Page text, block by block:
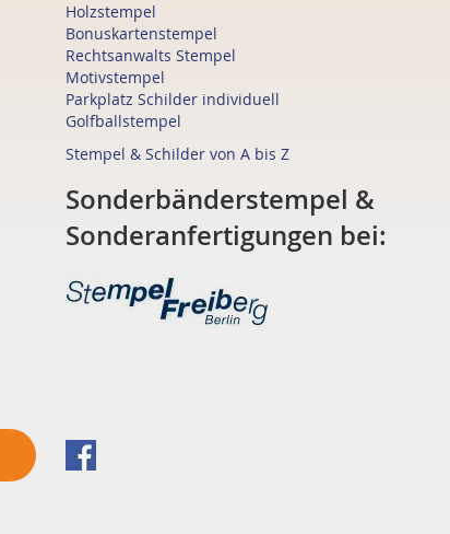
Holzstempel
Bonuskartenstempel
Rechtsanwalts Stempel
Motivstempel
Parkplatz Schilder individuell
Golfballstempel
Stempel & Schilder von A bis Z
Sonderbänderstempel &
Sonderanfertigungen bei: